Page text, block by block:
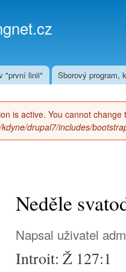
"první linii" Sborový program,
is active. You cannot
drupal7/includes/
Neděle
Napsal uživatel
Introit: Ž 127:1